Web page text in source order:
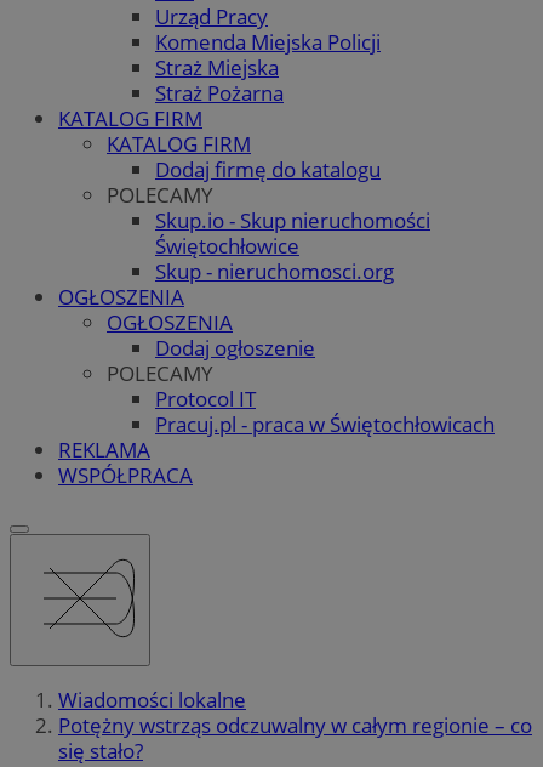
Urząd Pracy
Komenda Miejska Policji
Straż Miejska
Straż Pożarna
KATALOG FIRM
KATALOG FIRM
Dodaj firmę do katalogu
POLECAMY
Skup.io - Skup nieruchomości
Świętochłowice
Skup - nieruchomosci.org
OGŁOSZENIA
OGŁOSZENIA
Dodaj ogłoszenie
POLECAMY
Protocol IT
Pracuj.pl - praca w Świętochłowicach
REKLAMA
WSPÓŁPRACA
Wiadomości lokalne
Potężny wstrząs odczuwalny w całym regionie – co
się stało?